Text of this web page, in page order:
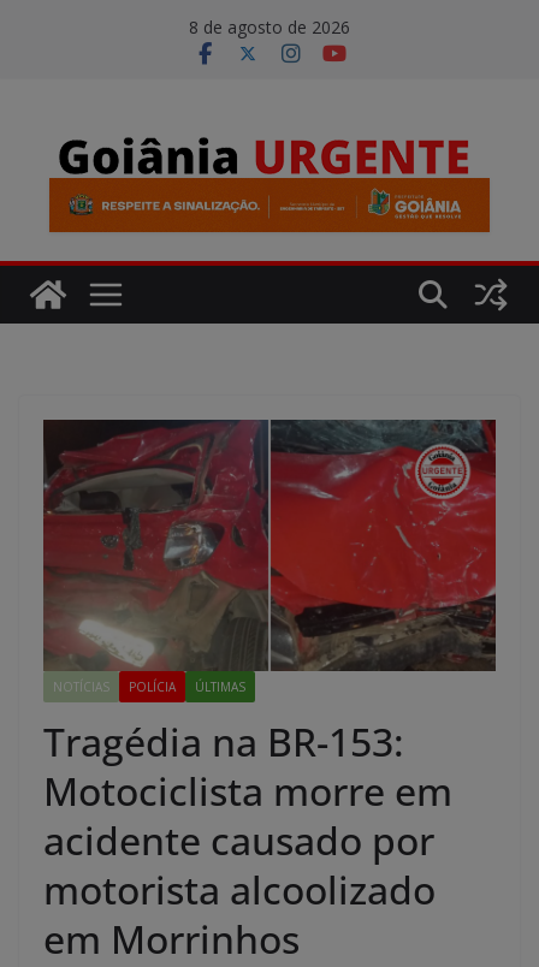
8 de agosto de 2026
NOTÍCIAS POLÍCIA ÚLTIMAS
Tragédia na BR-153:
Motociclista morre em
acidente causado por
motorista alcoolizado
em Morrinhos
modal-check